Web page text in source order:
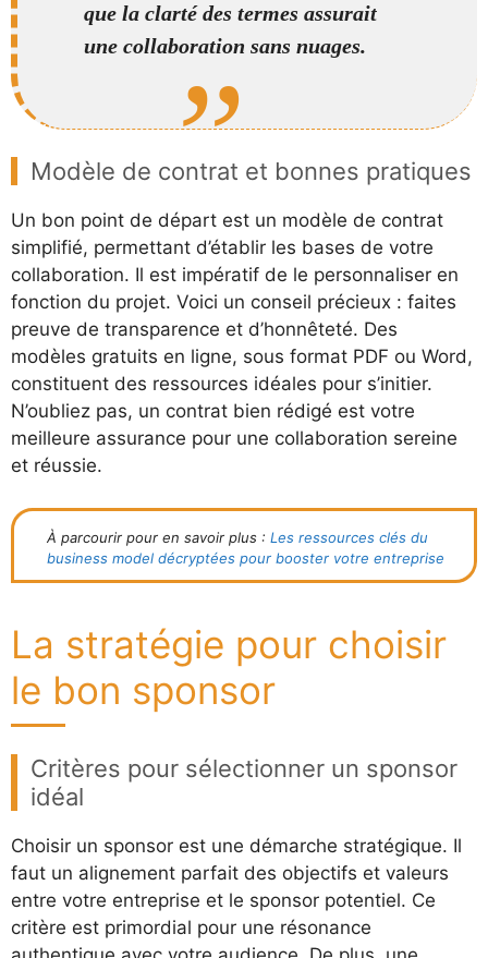
que la clarté des termes assurait
une collaboration sans nuages.
Modèle de contrat et bonnes pratiques
Un bon point de départ est un modèle de contrat
simplifié, permettant d’établir les bases de votre
collaboration. Il est impératif de le personnaliser en
fonction du projet. Voici un conseil précieux : faites
preuve de transparence et d’honnêteté. Des
modèles gratuits en ligne, sous format PDF ou Word,
constituent des ressources idéales pour s’initier.
N’oubliez pas, un contrat bien rédigé est votre
meilleure assurance pour une collaboration sereine
et réussie.
À parcourir pour en savoir plus : Les ressources clés du
business model décryptées pour booster votre entreprise
La stratégie pour choisir
le bon sponsor
Critères pour sélectionner un sponsor
idéal
Choisir un sponsor est une démarche stratégique. Il
faut un alignement parfait des objectifs et valeurs
entre votre entreprise et le sponsor potentiel. Ce
critère est primordial pour une résonance